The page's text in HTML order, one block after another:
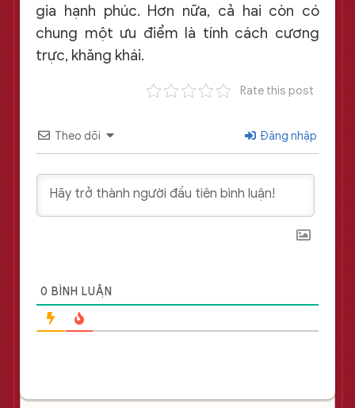
gia hạnh phúc. Hơn nữa, cả hai còn có
chung một ưu điểm là tính cách cương
trực, khăng khái.
Rate this post
Theo dõi Đăng nhập
0 BÌNH LUẬN